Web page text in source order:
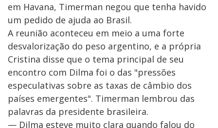
em Havana, Timerman negou que tenha havido
um pedido de ajuda ao Brasil.
A reunião aconteceu em meio a uma forte
desvalorização do peso argentino, e a própria
Cristina disse que o tema principal de seu
encontro com Dilma foi o das "pressões
especulativas sobre as taxas de câmbio dos
países emergentes". Timerman lembrou das
palavras da presidente brasileira.
— Dilma esteve muito clara quando falou do